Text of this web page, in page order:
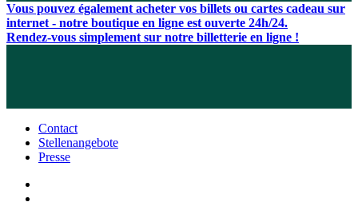
Vous pouvez également acheter vos billets ou cartes cadeau sur
internet - notre boutique en ligne est ouverte 24h/24.
Rendez-vous simplement sur notre billetterie en ligne !
Contact
Stellenangebote
Presse